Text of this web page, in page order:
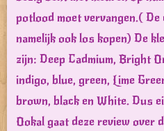
potlood moet vervangen.(
namelijk ook los kopen) De
zijn: Deep Cadmium, Bright
indigo, blue, green, Lime
brown, black en White. Dus
Ookal gaat deze review over